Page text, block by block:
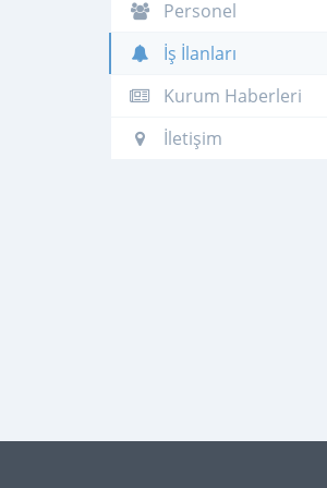
Personel
İş İlanları
Kurum Haberleri
İletişim